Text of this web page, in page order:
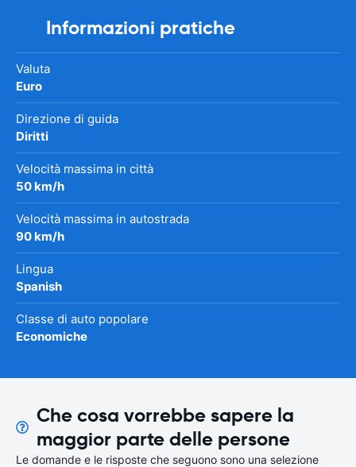
Informazioni pratiche
Valuta
Euro
Direzione di guida
Diritti
Velocità massima in città
50 km/h
Velocità massima in autostrada
90 km/h
Lingua
Spanish
Classe di auto popolare
Economiche
Che cosa vorrebbe sapere la
maggior parte delle persone
Le domande e le risposte che seguono sono una selezione